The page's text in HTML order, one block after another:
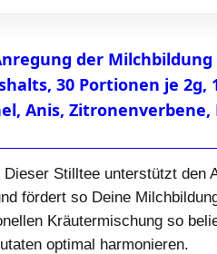
der
30 Portionen je 2g,
Anis,
Stilltee unterstützt den
fördert so Deine
Kräutermischung so
optimal harmonieren.